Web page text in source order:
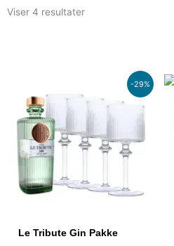
Viser 4 resultater
-29%
Le Tribute Gin Pakke
pris
var:
aktuelle
pris
709,00 kr..